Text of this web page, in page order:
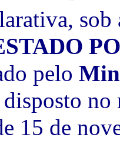
pelo
no
15 de